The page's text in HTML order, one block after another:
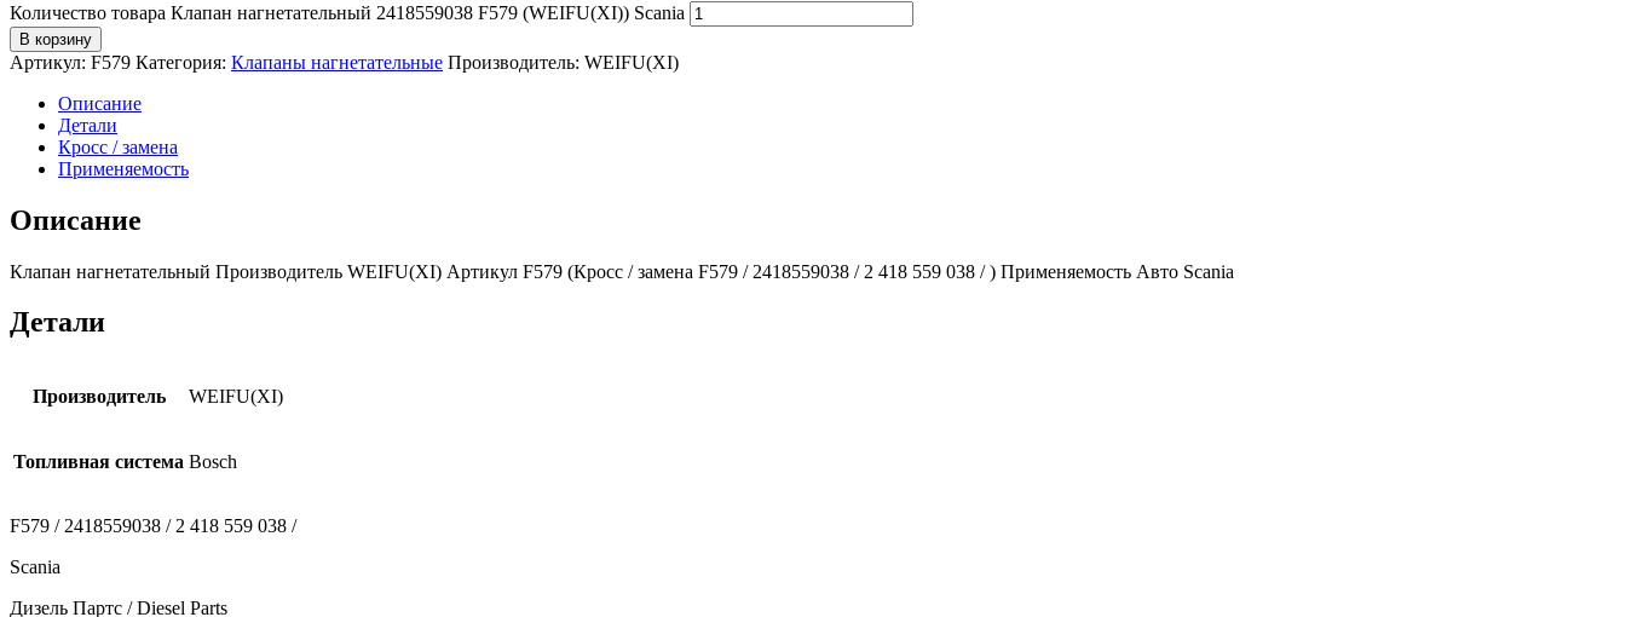
Количество товара Клапан нагнетательный 2418559038 F579 (WEIFU(XI)) Scania
В корзину
Артикул: F579 Категория: Клапаны нагнетательные Производитель: WEIFU(XI)
Описание
Детали
Кросс / замена
Применяемость
Описание
Клапан нагнетательный Производитель WEIFU(XI) Артикул F579 (Кросс / замена F579 / 2418559038 / 2 418 559 038 / ) Применяемость Авто Scania
Детали
Производитель WEIFU(XI)
Топливная система Bosch
F579 / 2418559038 / 2 418 559 038 /
Scania
Дизель Партс / Diesel Parts